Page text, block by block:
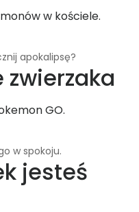
apokalipsę?
zwierzaka
w spokoju.
jesteś